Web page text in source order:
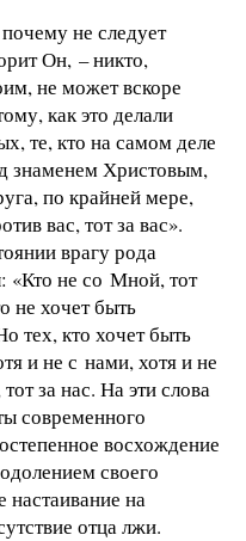
не следует
Он, – никто,
не может вскоре
как это делали
те, кто на самом деле
знаменем Христовым,
по крайней мере,
вас, тот за вас».
врагу рода
«Кто не со Мной, тот
не хочет быть
тех, кто хочет быть
и не с нами, хотя и не
за нас. На эти слова
современного
восхождение
своего
настаивание на
отца лжи.